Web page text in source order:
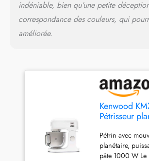
indéniable, bien qu’une petite
correspondance des couleurs, qui
améliorée.
Kenwood
Pétrisseur
acier,
Pétrin avec
planétaire,
pâte 1000 W Le